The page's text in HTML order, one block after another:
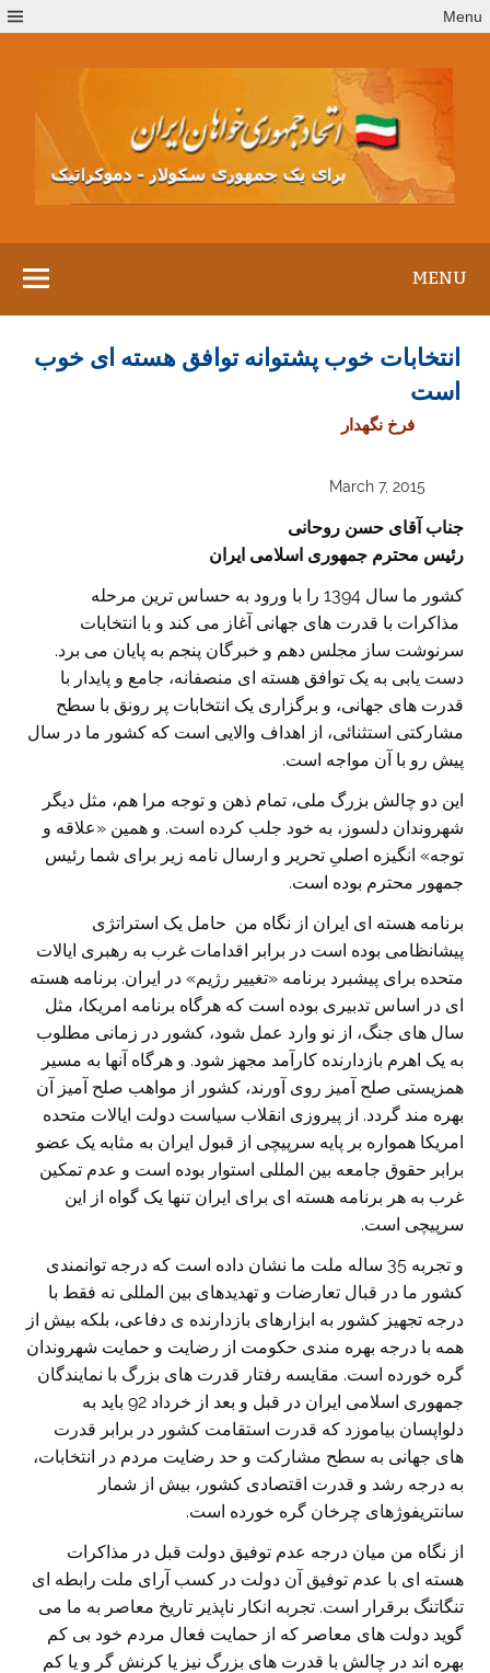
to
Menu
MENU
انتخابات خوب پشتوانه توافق هسته ای خوب
است
فرخ نگهدار
March 7, 2015
جناب آقای حسن روحانی
رئیس محترم جمهوری اسلامی ایران
کشور ما سال 1394 را با ورود به حساس ترین مرحله
مذاکرات با قدرت های جهانی آغاز می کند و با انتخابات
سرنوشت ساز مجلس دهم و خبرگان پنجم به پایان می برد.
دست یابی به یک توافق هسته ای منصفانه، جامع و پایدار با
قدرت های جهانی، و برگزاری یک انتخابات پر رونق با سطح
مشارکتی استثنائی، از اهداف والایی است که کشور ما در سال
پیش رو با آن مواجه است.
این دو چالش بزرگ ملی، تمام ذهن و توجه مرا هم، مثل دیگر
شهروندان دلسوز، به خود جلب کرده است. و همین «علاقه و
توجه» انگیزه اصلیِ تحریر و ارسال نامه زیر برای شما رئیس
جمهور محترم بوده است.
برنامه هسته ای ایران از نگاه من حامل یک استراتژی
پیشانظامی بوده است در برابر اقدامات غرب به رهبری ایالات
متحده برای پیشبرد برنامه «تغییر رژیم» در ایران. برنامه هسته
ای در اساس تدبیری بوده است که هرگاه برنامه امریکا، مثل
سال های جنگ، از نو وارد عمل شود، کشور در زمانی مطلوب
به یک اهرم بازدارنده کارآمد مجهز شود. و هرگاه آنها به مسیر
همزیستی صلح آمیز روی آورند، کشور از مواهب صلح آمیز آن
بهره مند گردد. از پیروزی انقلاب سیاست دولت ایالات متحده
امریکا همواره بر پایه سرپیچی از قبول ایران به مثابه یک عضو
برابر حقوق جامعه بین المللی استوار بوده است و عدم تمکین
غرب به هر برنامه هسته ای برای ایران تنها یک گواه از این
سرپیچی است.
و تجربه 35 ساله ملت ما نشان داده است که درجه توانمندی
کشور ما در قبال تعارضات و تهدیدهای بین المللی نه فقط با
درجه تجهیز کشور به ابزارهای بازدارنده ی دفاعی، بلکه بیش از
همه با درجه بهره مندی حکومت از رضایت و حمایت شهروندان
گره خورده است. مقایسه رفتار قدرت های بزرگ با نمایندگان
جمهوری اسلامی ایران در قبل و بعد از خرداد 92 باید به
دلواپسان بیاموزد که قدرت استقامت کشور در برابر قدرت
های جهانی به سطح مشارکت و حد رضایت مردم در انتخابات،
به درجه رشد و قدرت اقتصادی کشور، بیش از شمار
سانتریفوژهای چرخان گره خورده است.
از نگاه من میان درجه عدم توفیق دولت قبل در مذاکرات
هسته ای با عدم توفیق آن دولت در کسب آرای ملت رابطه ای
تنگاتنگ برقرار است. تجربه انکار ناپذیر تاریخ معاصر به ما می
گوید دولت های معاصر که از حمایت فعال مردم خود بی کم
بهره اند در چالش با قدرت های بزرگ نیز یا کرنش گر و یا کم